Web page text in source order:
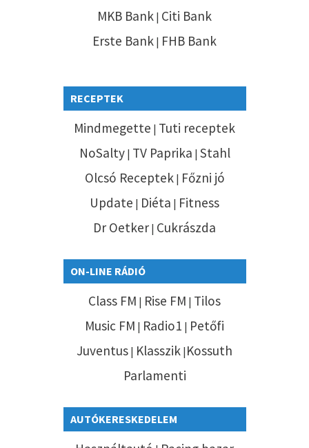
MKB Bank | Citi Bank
Erste Bank | FHB Bank
RECEPTEK
Mindmegette | Tuti receptek
NoSalty| TV Paprika | Stahl
Olcsó Receptek | Főzni jó
Update | Diéta | Fitness
Dr Oetker | Cukrászda
ON-LINE RÁDIÓ
Class FM | Rise FM | Tilos
Music FM | Radio1 | Petőfi
Juventus | Klasszik | Kossuth
Parlamenti
AUTÓKERESKEDELEM